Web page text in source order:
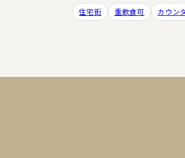
住宅街 重飲食可 カウン